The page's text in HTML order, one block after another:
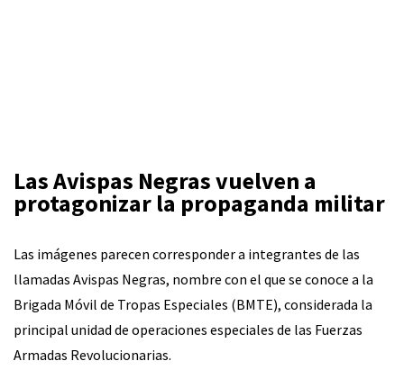
Las Avispas Negras vuelven a
protagonizar la propaganda militar
Las imágenes parecen corresponder a integrantes de las
llamadas Avispas Negras, nombre con el que se conoce a la
Brigada Móvil de Tropas Especiales (BMTE), considerada la
principal unidad de operaciones especiales de las Fuerzas
Armadas Revolucionarias.